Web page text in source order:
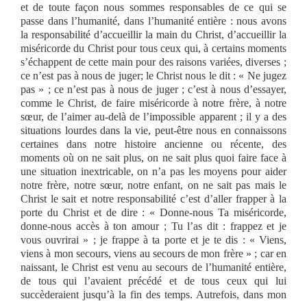
et de toute façon nous sommes responsables de ce qui se
passe dans l’humanité, dans l’humanité entière : nous avons
la responsabilité d’accueillir la main du Christ, d’accueillir la
miséricorde du Christ pour tous ceux qui, à certains moments
s’échappent de cette main pour des raisons variées, diverses ;
ce n’est pas à nous de juger; le Christ nous le dit : « Ne jugez
pas » ; ce n’est pas à nous de juger ; c’est à nous d’essayer,
comme le Christ, de faire miséricorde à notre frère, à notre
sœur, de l’aimer au-delà de l’impossible apparent ; il y a des
situations lourdes dans la vie, peut-être nous en connaissons
certaines dans notre histoire ancienne ou récente, des
moments où on ne sait plus, on ne sait plus quoi faire face à
une situation inextricable, on n’a pas les moyens pour aider
notre frère, notre sœur, notre enfant, on ne sait pas mais le
Christ le sait et notre responsabilité c’est d’aller frapper à la
porte du Christ et de dire : « Donne-nous Ta miséricorde,
donne-nous accès à ton amour ; Tu l’as dit : frappez et je
vous ouvrirai » ; je frappe à ta porte et je te dis : « Viens,
viens à mon secours, viens au secours de mon frère » ; car en
naissant, le Christ est venu au secours de l’humanité entière,
de tous qui l’avaient précédé et de tous ceux qui lui
succèderaient jusqu’à la fin des temps. Autrefois, dans mon